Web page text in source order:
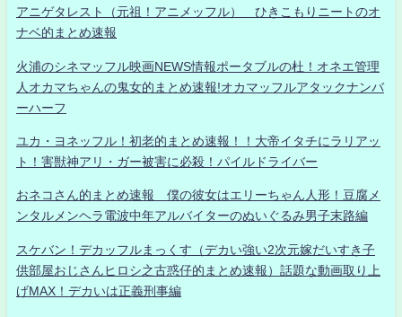
アニゲタレスト（元祖！アニメッフル） ひきこもりニートのオ
ナベ的まとめ速報
火浦のシネマッフル映画NEWS情報ポータブルの杜！オネエ管理
人オカマちゃんの鬼女的まとめ速報!オカマッフルアタックナンバ
ーハーフ
ユカ・ヨネッフル！初老的まとめ速報！！大帝イタチにラリアッ
ト！害獣神アリ・ガー被害に必殺！パイルドライバー
おネコさん的まとめ速報 僕の彼女はエリーちゃん人形！豆腐メ
ンタルメンヘラ電波中年アルバイターのぬいぐるみ男子末路編
スケバン！デカッフルまっくす（デカい強い2次元嫁だいすき子
供部屋おじさんヒロシ之古惑仔的まとめ速報）話題な動画取り上
げMAX！デカいは正義刑事編